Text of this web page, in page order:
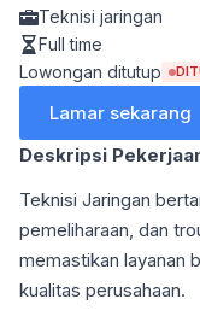
Teknisi jaringan
Full time
Lowongan ditutup
Lamar sekarang
Deskripsi
Teknisi Jaringan
pemeliharaan, dan
memastikan layanan
kualitas perusahaan.